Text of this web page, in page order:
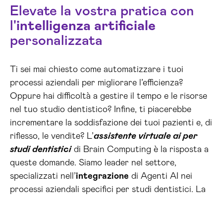
Elevate la vostra pratica con
l'intelligenza artificiale
personalizzata
Ti sei mai chiesto come automatizzare i tuoi
processi aziendali per migliorare l’efficienza?
Oppure hai difficoltà a gestire il tempo e le risorse
nel tuo studio dentistico? Infine, ti piacerebbe
incrementare la soddisfazione dei tuoi pazienti e, di
riflesso, le vendite? L’assistente virtuale ai per
studi dentisticidi Brain Computing è la risposta a
queste domande. Siamo leader nel settore,
specializzati nell’integrazione di Agenti AI nei
processi aziendali specifici per studi dentistici. La